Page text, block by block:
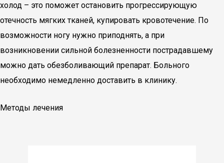
холод – это поможет остановить прогрессирующую
отечность мягких тканей, купировать кровотечение. По
возможности ногу нужно приподнять, а при
возникновении сильной болезненности пострадавшему
можно дать обезболивающий препарат. Больного
необходимо немедленно доставить в клинику.
Методы лечения